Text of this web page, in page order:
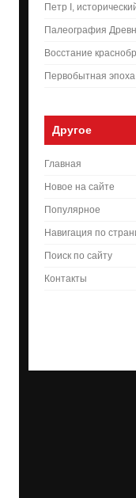
Петр I,
Палеография
Восстание
Первобытная
Другое
Главная
Новое на сайте
Популярное
Навигация по
Поиск по сайту
Контакты